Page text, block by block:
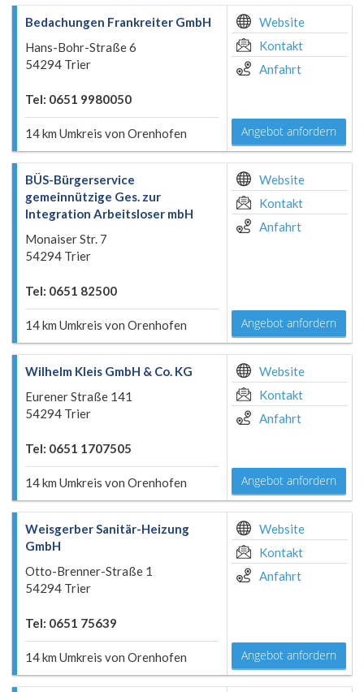
Bedachungen Frankreiter GmbH
Hans-Bohr-Straße 6
54294 Trier
Tel: 0651 9980050
14 km Umkreis von Orenhofen
Website
Kontakt
Anfahrt
Angebot anfordern
BÜS-Bürgerservice
gemeinnützige Ges. zur
Integration Arbeitsloser mbH
Monaiser Str. 7
54294 Trier
Tel: 0651 82500
14 km Umkreis von Orenhofen
Website
Kontakt
Anfahrt
Angebot anfordern
Wilhelm Kleis GmbH & Co. KG
Eurener Straße 141
54294 Trier
Tel: 0651 1707505
14 km Umkreis von Orenhofen
Website
Kontakt
Anfahrt
Angebot anfordern
Weisgerber Sanitär-Heizung
GmbH
Otto-Brenner-Straße 1
54294 Trier
Tel: 0651 75639
14 km Umkreis von Orenhofen
Website
Kontakt
Anfahrt
Angebot anfordern